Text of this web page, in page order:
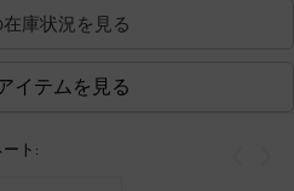
庫状況を見る
イテムを見る
ト: